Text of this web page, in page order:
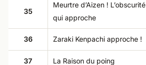
35
Meurtre d’Aizen ! L’obscurité
qui approche
36 Zaraki Kenpachi approche !
37 La Raison du poing